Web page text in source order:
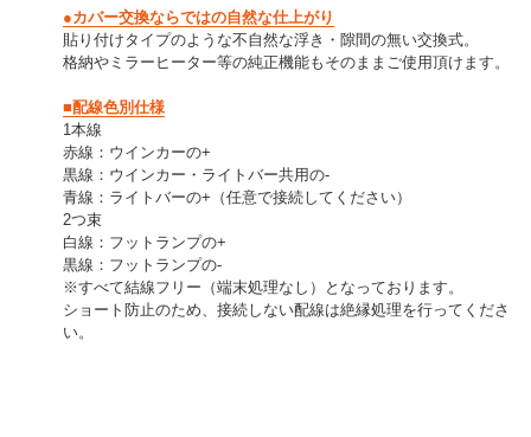
●カバー交換ならではの自然な仕上がり
貼り付けタイプのような不自然な浮き・隙間の無い交換式。
格納やミラーヒーター等の純正機能もそのままご使用頂けます。
■配線色別仕様
1本線
赤線：ウインカーの+
黒線：ウインカー・ライトバー共用の-
青線：ライトバーの+（任意で接続してください）
2つ束
白線：フットランプの+
黒線：フットランプの-
※すべて結線フリー（端末処理なし）となっております。
ショート防止のため、接続しない配線は絶縁処理を行ってくださ
い。